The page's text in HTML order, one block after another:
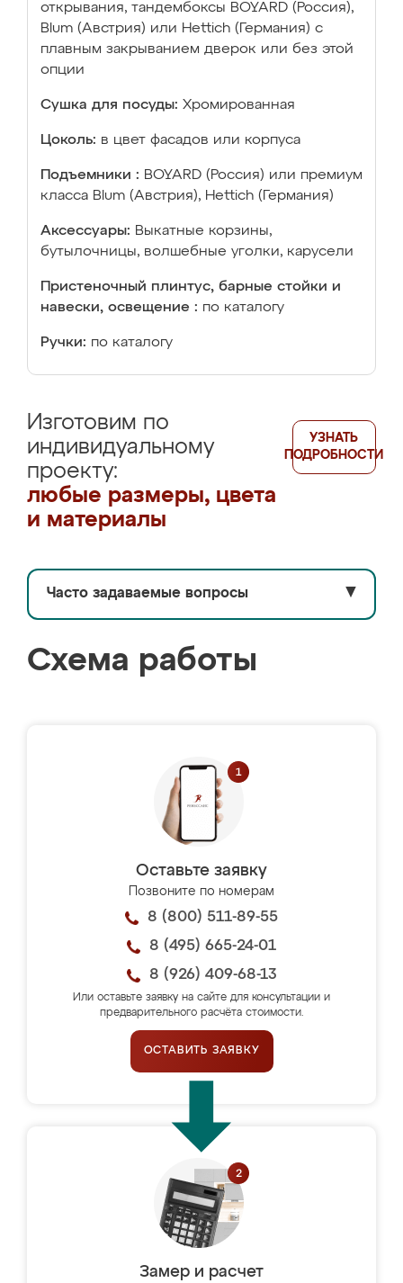
открывания, тандембоксы BOYARD (Россия),
Blum (Австрия) или Hettich (Германия) с
плавным закрыванием дверок или без этой
опции
Сушка для посуды: Хромированная
Цоколь: в цвет фасадов или корпуса
Подъемники : BOYARD (Россия) или премиум
класса Blum (Австрия), Hettich (Германия)
Аксессуары: Выкатные корзины,
бутылочницы, волшебные уголки, карусели
Пристеночный плинтус, барные стойки и
навески, освещение : по каталогу
Ручки: по каталогу
Изготовим по
индивидуальному
проекту:
любые размеры, цвета
и материалы
УЗНАТЬ
ПОДРОБНОСТИ
Часто задаваемые вопросы ▼
Схема работы
Оставьте заявку
Позвоните по номерам
8 (800) 511-89-55
8 (495) 665-24-01
8 (926) 409-68-13
Или оставьте заявку на сайте для консультации и
предварительного расчёта стоимости.
ОСТАВИТЬ ЗАЯВКУ
Замер и расчет